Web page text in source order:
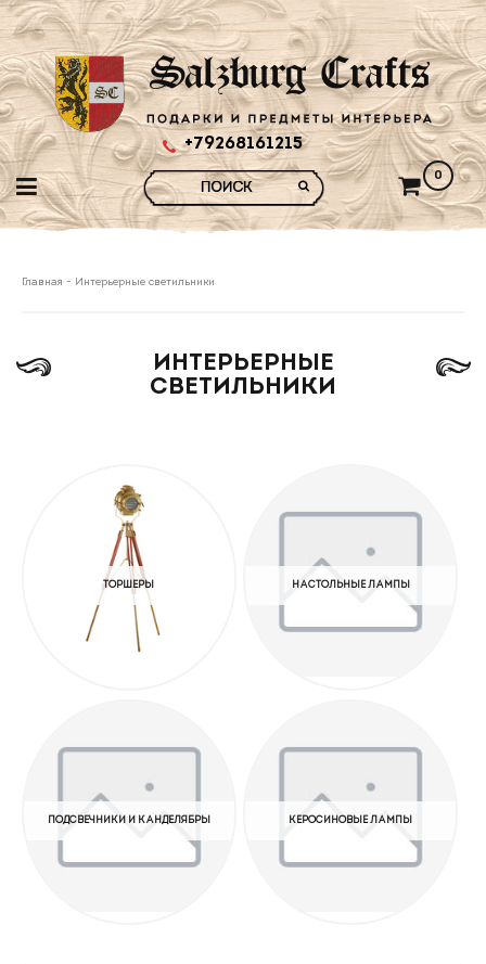
+79268161215
0
Главная - Интерьерные светильники
ИНТЕРЬЕРНЫЕ
СВЕТИЛЬНИКИ
ТОРШЕРЫ НАСТОЛЬНЫЕ ЛАМПЫ
ПОДСВЕЧНИКИ И КАНДЕЛЯБРЫ КЕРОСИНОВЫЕ ЛАМПЫ